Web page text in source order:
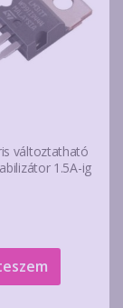
változtatható
1.5A-ig